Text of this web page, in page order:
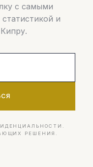
с самыми
и
РЕШЕНИЯ.